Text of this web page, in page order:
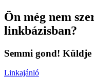
Ön még nem
linkbázisban?
Semmi gond! Küldje
Linkajánló